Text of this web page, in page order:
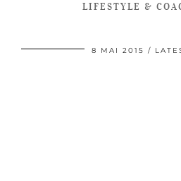
LIFESTYLE &
8 MAI 2015